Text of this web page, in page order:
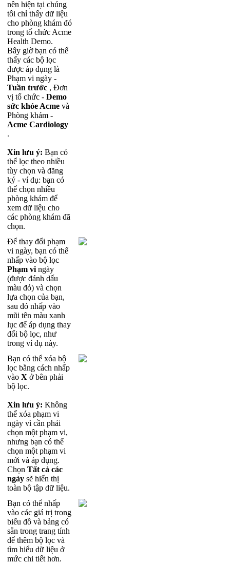
nên hiện tại chúng
tôi chỉ thấy dữ liệu
cho phòng khám đó
trong tổ chức Acme
Health Demo.
Bây giờ bạn có thể
thấy các bộ lọc
được áp dụng là
Phạm vi ngày -
Tuần trước , Đơn
vị tổ chức - Demo
sức khỏe Acme và
Phòng khám -
Acme Cardiology
.
Xin lưu ý: Bạn có
thể lọc theo nhiều
tùy chọn và đăng
ký - ví dụ: bạn có
thể chọn nhiều
phòng khám để
xem dữ liệu cho
các phòng khám đã
chọn.
Để thay đổi phạm
vi ngày, bạn có thể
nhấp vào bộ lọc
Phạm vi ngày
(được đánh dấu
màu đỏ) và chọn
lựa chọn của bạn,
sau đó nhấp vào
mũi tên màu xanh
lục để áp dụng thay
đổi bộ lọc, như
trong ví dụ này.
Bạn có thể xóa bộ
lọc bằng cách nhấp
vào X ở bên phải
bộ lọc.
Xin lưu ý: Không
thể xóa phạm vi
ngày vì cần phải
chọn một phạm vi,
nhưng bạn có thể
chọn một phạm vi
mới và áp dụng.
Chọn Tất cả các
ngày sẽ hiển thị
toàn bộ tập dữ liệu.
Bạn có thể nhấp
vào các giá trị trong
biểu đồ và bảng có
sẵn trong trang tính
để thêm bộ lọc và
tìm hiểu dữ liệu ở
mức chi tiết hơn.